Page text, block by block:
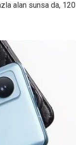
alan sunsa da,